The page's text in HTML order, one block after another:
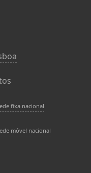
fixa nacional
móvel nacional